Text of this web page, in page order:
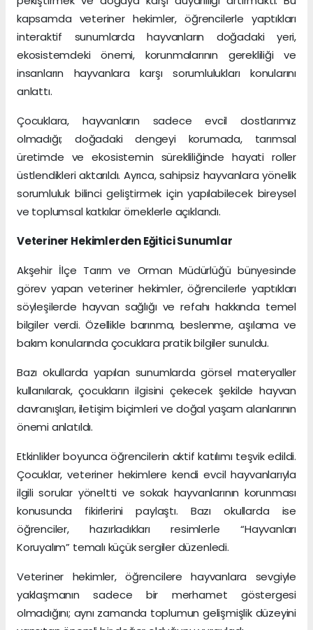
kapsamda veteriner hekimler, öğrencilerle yaptıkları
interaktif sunumlarda hayvanların doğadaki yeri,
ekosistemdeki önemi, korunmalarının gerekliliği ve
insanların hayvanlara karşı sorumlulukları konularını
anlattı.
Çocuklara, hayvanların sadece evcil dostlarımız
olmadığı; doğadaki dengeyi korumada, tarımsal
üretimde ve ekosistemin sürekliliğinde hayati roller
üstlendikleri aktarıldı. Ayrıca, sahipsiz hayvanlara yönelik
sorumluluk bilinci geliştirmek için yapılabilecek bireysel
ve toplumsal katkılar örneklerle açıklandı.
Veteriner Hekimlerden Eğitici Sunumlar
Akşehir İlçe Tarım ve Orman Müdürlüğü bünyesinde
görev yapan veteriner hekimler, öğrencilerle yaptıkları
söyleşilerde hayvan sağlığı ve refahı hakkında temel
bilgiler verdi. Özellikle barınma, beslenme, aşılama ve
bakım konularında çocuklara pratik bilgiler sunuldu.
Bazı okullarda yapılan sunumlarda görsel materyaller
kullanılarak, çocukların ilgisini çekecek şekilde hayvan
davranışları, iletişim biçimleri ve doğal yaşam alanlarının
önemi anlatıldı.
Etkinlikler boyunca öğrencilerin aktif katılımı teşvik edildi.
Çocuklar, veteriner hekimlere kendi evcil hayvanlarıyla
ilgili sorular yöneltti ve sokak hayvanlarının korunması
konusunda fikirlerini paylaştı. Bazı okullarda ise
öğrenciler, hazırladıkları resimlerle “Hayvanları
Koruyalım” temalı küçük sergiler düzenledi.
Veteriner hekimler, öğrencilere hayvanlara sevgiyle
yaklaşmanın sadece bir merhamet göstergesi
olmadığını; aynı zamanda toplumun gelişmişlik düzeyini